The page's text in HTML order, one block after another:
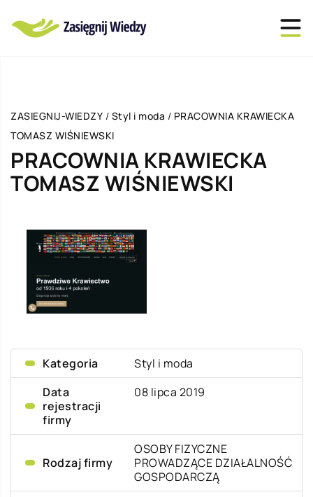
ZASIEGNIJ-WIEDZY / Styl i moda / PRACOWNIA KRAWIECKA
TOMASZ WIŚNIEWSKI
PRACOWNIA KRAWIECKA
TOMASZ WIŚNIEWSKI
Kategoria
Styl i moda
Data
rejestracji
firmy
08 lipca 2019
Rodzaj firmy
OSOBY FIZYCZNE
PROWADZĄCE DZIAŁALNOŚĆ
GOSPODARCZĄ